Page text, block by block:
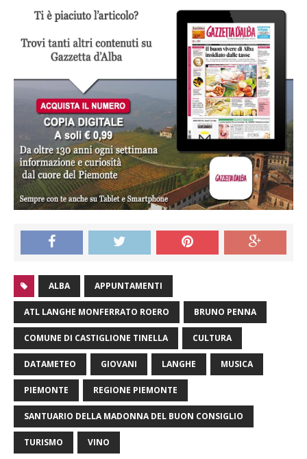
ALBA APPUNTAMENTI
ATL LANGHE MONFERRATO ROERO BRUNO PENNA
COMUNE DI CASTIGLIONE TINELLA CULTURA
DATAMETEO GIOVANI LANGHE MUSICA
PIEMONTE REGIONE PIEMONTE
SANTUARIO DELLA MADONNA DEL BUON CONSIGLIO
TURISMO VINO